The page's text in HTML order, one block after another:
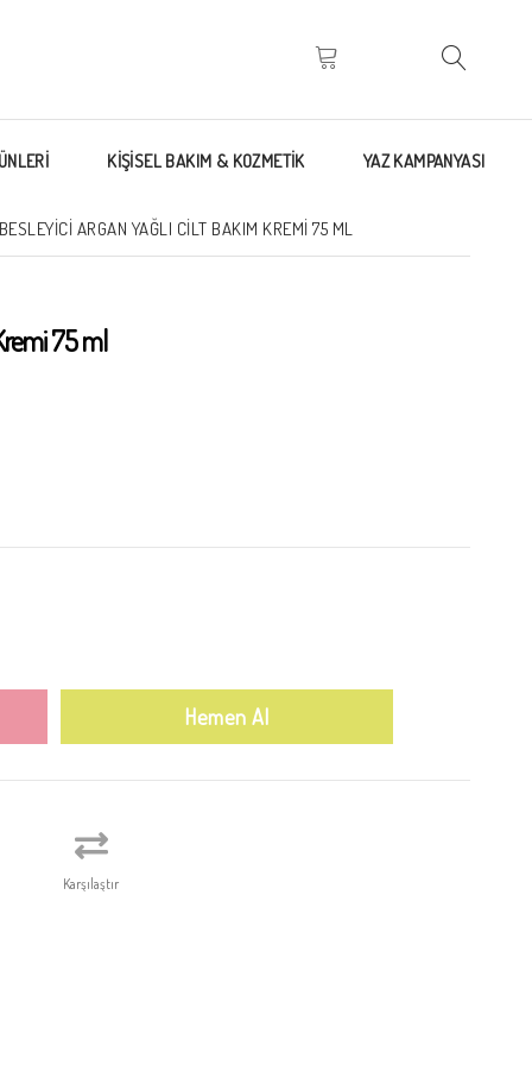
KİŞİSEL BAKIM & KOZMETİK YAZ KAMPANYASI
ARGAN YAĞLI CILT BAKIM KREMI 75 ML
75 ml
Karşılaştır